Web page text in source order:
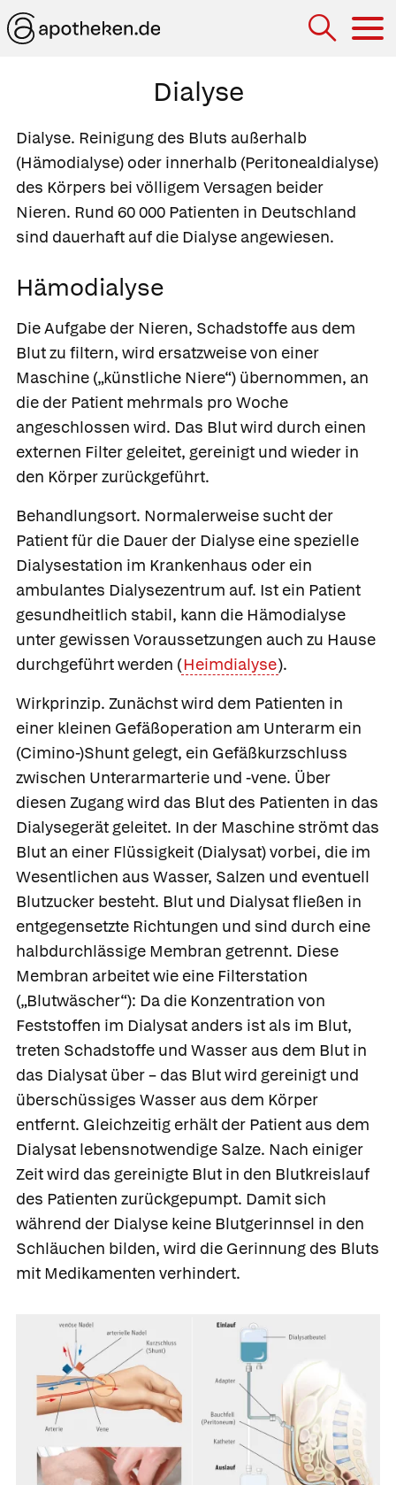
Dialyse
Dialyse. Reinigung des Bluts außerhalb
(Hämodialyse) oder innerhalb (Peritonealdialyse)
des Körpers bei völligem Versagen beider
Nieren. Rund 60 000 Patienten in Deutschland
sind dauerhaft auf die Dialyse angewiesen.
Hämodialyse
Die Aufgabe der Nieren, Schadstoffe aus dem
Blut zu filtern, wird ersatzweise von einer
Maschine („künstliche Niere“) übernommen, an
die der Patient mehrmals pro Woche
angeschlossen wird. Das Blut wird durch einen
externen Filter geleitet, gereinigt und wieder in
den Körper zurückgeführt.
Behandlungsort. Normalerweise sucht der
Patient für die Dauer der Dialyse eine spezielle
Dialysestation im Krankenhaus oder ein
ambulantes Dialysezentrum auf. Ist ein Patient
gesundheitlich stabil, kann die Hämodialyse
unter gewissen Voraussetzungen auch zu Hause
durchgeführt werden (Heimdialyse).
Wirkprinzip. Zunächst wird dem Patienten in
einer kleinen Gefäßoperation am Unterarm ein
(Cimino-)Shuntgelegt, ein Gefäßkurzschluss
zwischen Unterarmarterie und -vene. Über
diesen Zugang wird das Blut des Patienten in das
Dialysegerät geleitet. In der Maschine strömt das
Blut an einer Flüssigkeit (Dialysat) vorbei, die im
Wesentlichen aus Wasser, Salzen und eventuell
Blutzucker besteht. Blut und Dialysat fließen in
entgegensetzte Richtungen und sind durch eine
halbdurchlässige Membran getrennt. Diese
Membran arbeitet wie eine Filterstation
(„Blutwäscher“): Da die Konzentration von
Feststoffen im Dialysat anders ist als im Blut,
treten Schadstoffe und Wasser aus dem Blut in
das Dialysat über – das Blut wird gereinigt und
überschüssiges Wasser aus dem Körper
entfernt. Gleichzeitig erhält der Patient aus dem
Dialysat lebensnotwendige Salze. Nach einiger
Zeit wird das gereinigte Blut in den Blutkreislauf
des Patienten zurückgepumpt. Damit sich
während der Dialyse keine Blutgerinnsel in den
Schläuchen bilden, wird die Gerinnung des Bluts
mit Medikamenten verhindert.